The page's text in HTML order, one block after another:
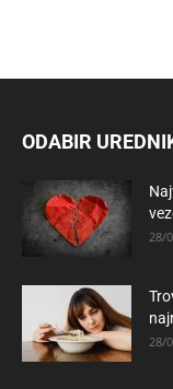
ODABIR
28/
28/